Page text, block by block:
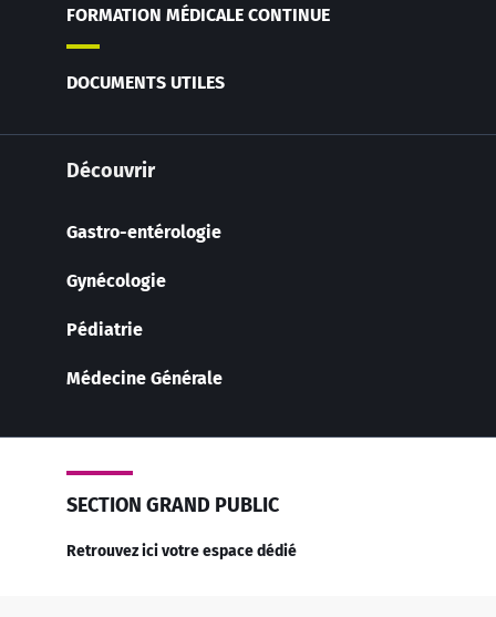
FORMATION MÉDICALE CONTINUE
DOCUMENTS UTILES
Découvrir
Gastro-entérologie
Gynécologie
Pédiatrie
Médecine Générale
SECTION GRAND PUBLIC
Retrouvez ici votre espace dédié